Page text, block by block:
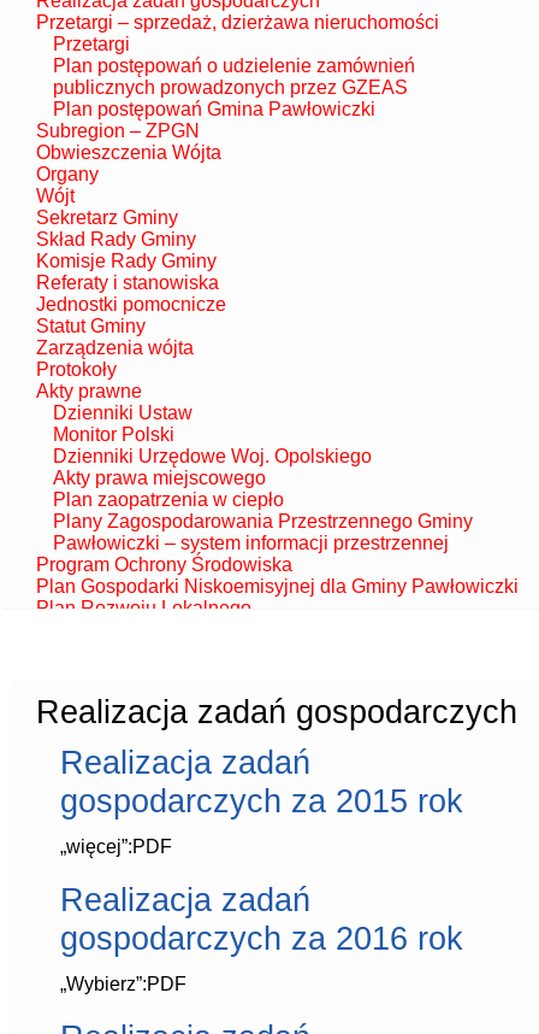
Przetargi – sprzedaż, dzierżawa nieruchomości
Przetargi
Plan postępowań o udzielenie zamównień
publicznych prowadzonych przez GZEAS
Plan postępowań Gmina Pawłowiczki
Subregion – ZPGN
Obwieszczenia Wójta
Organy
Wójt
Sekretarz Gminy
Skład Rady Gminy
Komisje Rady Gminy
Referaty i stanowiska
Jednostki pomocnicze
Statut Gminy
Zarządzenia wójta
Protokoły
Akty prawne
Dzienniki Ustaw
Monitor Polski
Dzienniki Urzędowe Woj. Opolskiego
Akty prawa miejscowego
Plan zaopatrzenia w ciepło
Plany Zagospodarowania Przestrzennego Gminy
Pawłowiczki – system informacji przestrzennej
Program Ochrony Środowiska
Plan Gospodarki Niskoemisyjnej dla Gminy Pawłowiczki
Plan Rozwoju Lokalnego
Baza OOŚ
Strategia Rozwoju Gminy
kadencji 2002-2006
kadencji 2006-2010
kadencji 2010-2014
kadencji 2014-2018
kadencji 2018-2023 z wykazami
Opinie RIO
Sprawozdania
Oświadczenia majątkowe
Majątek Gminy
Stan mienia komunalnego
Jednostki organizacyjne
Zespoły Szkolno – Przedszkolne
Realizacja zadań gospodarczych
Realizacja zadań
gospodarczych za 2015 rok
„więcej”:PDF
Realizacja zadań
gospodarczych za 2016 rok
„Wybierz”:PDF